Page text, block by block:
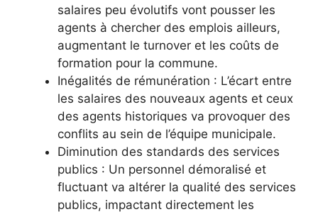
salaires peu évolutifs vont pousser les
agents à chercher des emplois ailleurs,
augmentant le turnover et les coûts de
formation pour la commune.
Inégalités de rémunération : L’écart entre
les salaires des nouveaux agents et ceux
des agents historiques va provoquer des
conflits au sein de l’équipe municipale.
Diminution des standards des services
publics : Un personnel démoralisé et
fluctuant va altérer la qualité des services
publics, impactant directement les